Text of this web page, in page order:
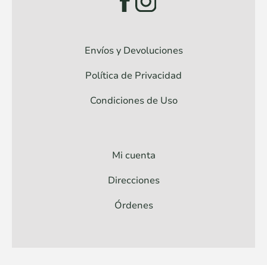
Envíos y Devoluciones
Política de Privacidad
Condiciones de Uso
Mi cuenta
Direcciones
Órdenes